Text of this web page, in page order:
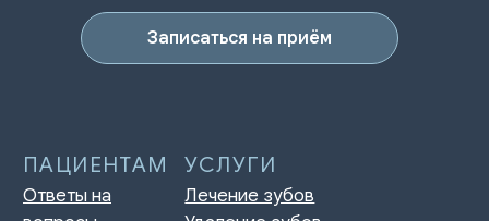
Записаться на приём
Специалисты
Протезирование | Имплантация
Брекеты | Элайнеры
Профессиональная гигиена
Статьи
Контакты
Политика конфиденциальности
персональных данных